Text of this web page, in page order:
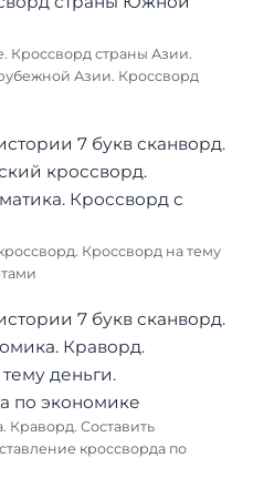
Кроссворд страны Азии.
Азии. Кроссворд
Кроссворд на тему
Краворд. Составить
кроссворда по